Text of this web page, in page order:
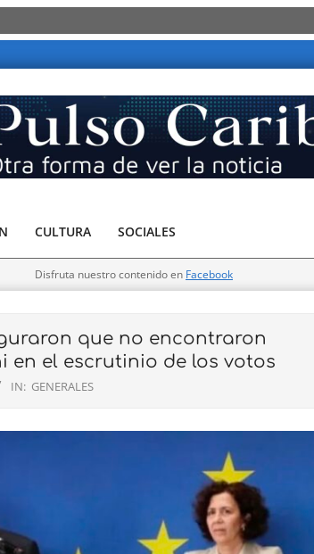
CULTURA SOCIALES
Disfruta nuestro contenido en Facebook
que no encontraron
en el escrutinio de los votos
IN: GENERALES